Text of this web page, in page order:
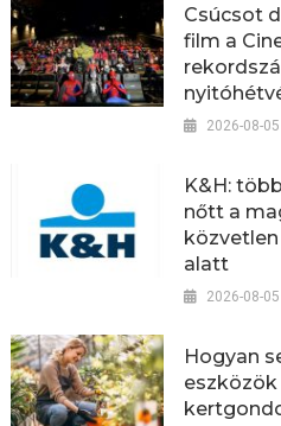
Csúcsot
film a
2026-08-05
K&H:
nőtt a
alatt
2026-08-05
Hogyan